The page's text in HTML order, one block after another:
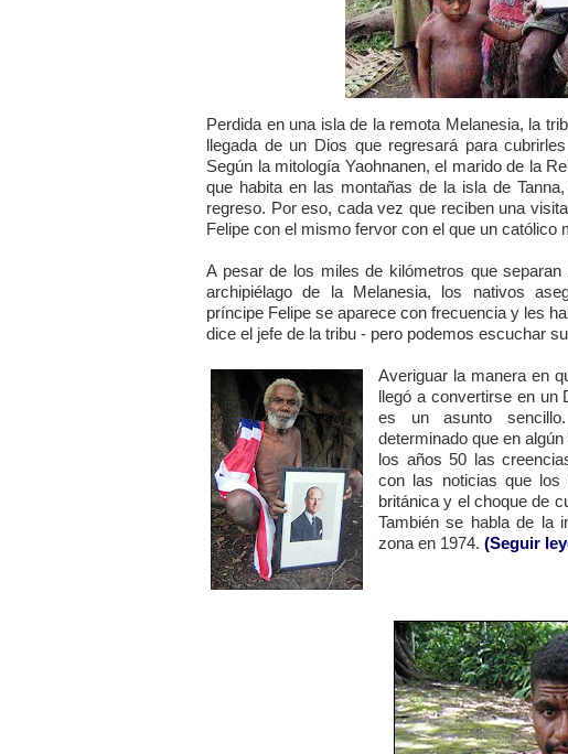
Perdida en una isla de la remota Melanesia, la
llegada de un Dios que regresará para
Según la mitología Yaohnanen, el marido de la
que habita en las montañas de la isla de
regreso. Por eso, cada vez que reciben una
Felipe con el mismo fervor con el que un católico
A pesar de los miles de kilómetros que separan
archipiélago de la Melanesia, los nativos
príncipe Felipe se aparece con frecuencia y les
dice el jefe de la tribu - pero podemos escuchar
Averiguar la manera en
llegó a convertirse en un
es un asunto
determinado que en
los años 50 las
con las noticias que los
británica y el choque de
También se habla de la
zona en 1974. (Seguir